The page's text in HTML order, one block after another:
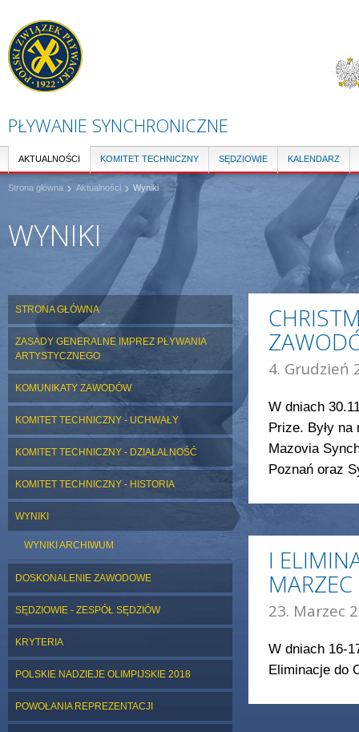
PŁYWANIE SYNCHRONICZNE
AKTUALNOŚCI KOMITET TECHNICZNY SĘDZIOWIE KALENDARZ
Strona główna Aktualności Wyniki
WYNIKI
STRONA GŁÓWNA
ZASADY GENERALNE IMPREZ PŁYWANIA
ARTYSTYCZNEGO
KOMUNIKATY ZAWODÓW
KOMITET TECHNICZNY - UCHWAŁY
KOMITET TECHNICZNY - DZIAŁALNOŚĆ
KOMITET TECHNICZNY - HISTORIA
WYNIKI
WYNIKI ARCHIWUM
DOSKONALENIE ZAWODOWE
SĘDZIOWIE - ZESPÓŁ SĘDZIÓW
KRYTERIA
POLSKIE NADZIEJE OLIMPIJSKIE 2018
POWOŁANIA REPREZENTACJI
4. Grudzień
W dniach
Prize. Były
Mazovia
Poznań oraz
I
23. Marzec
W dniach 16-
Eliminacje do